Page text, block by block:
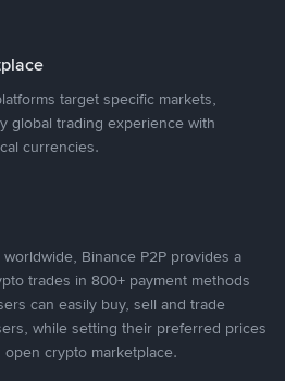
target specific markets,
global trading experience with
currencies.
Binance P2P provides a
trades in 800+ payment methods
can easily buy, sell and trade
while setting their preferred prices
crypto marketplace.